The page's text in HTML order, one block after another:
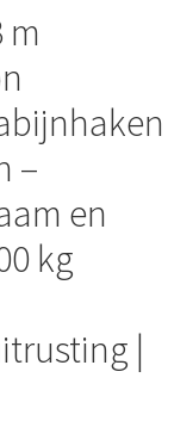
m
–
en
kg
|